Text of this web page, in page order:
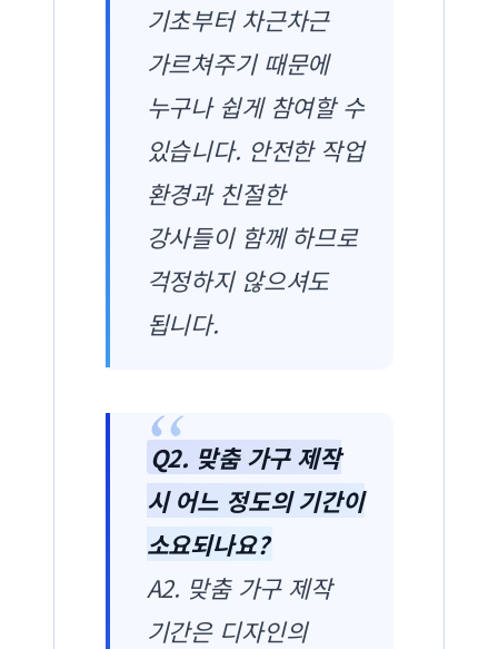
기초부터 차근차근
가르쳐주기 때문에
누구나 쉽게 참여할 수
있습니다. 안전한 작업
환경과 친절한
강사들이 함께 하므로
걱정하지 않으셔도
됩니다.
Q2. 맞춤 가구 제작
시 어느 정도의 기간이
소요되나요?
A2. 맞춤 가구 제작
기간은 디자인의